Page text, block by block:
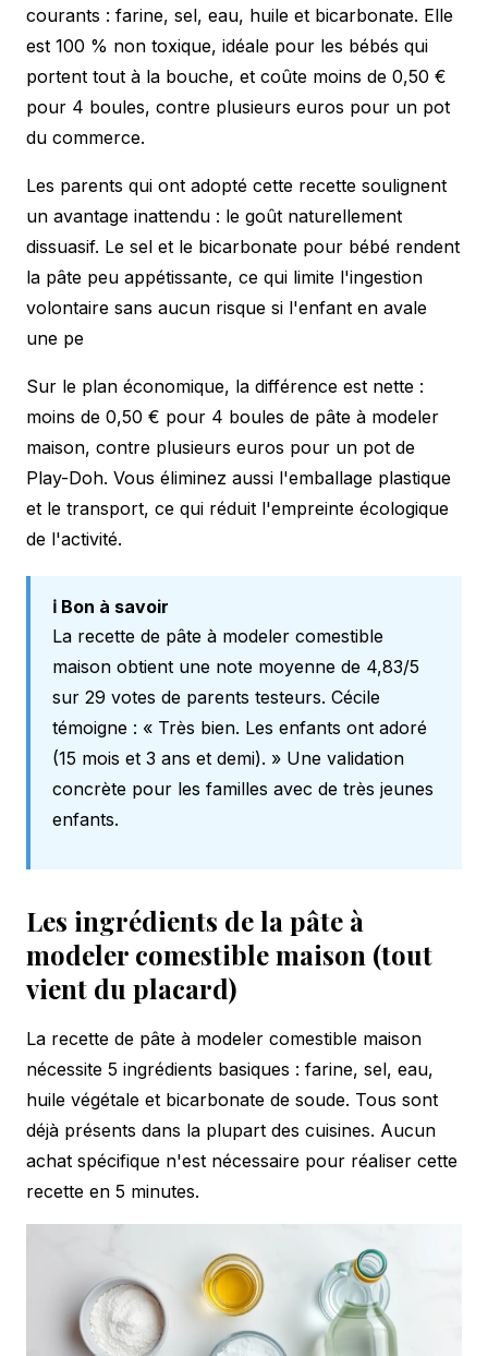
courants : farine, sel, eau, huile et bicarbonate. Elle
est 100 % non toxique, idéale pour les bébés qui
portent tout à la bouche, et coûte moins de 0,50 €
pour 4 boules, contre plusieurs euros pour un pot
du commerce.
Les parents qui ont adopté cette recette soulignent
un avantage inattendu : le goût naturellement
dissuasif. Le sel et le bicarbonate pour bébé rendent
la pâte peu appétissante, ce qui limite l'ingestion
volontaire sans aucun risque si l'enfant en avale
une pe
Sur le plan économique, la différence est nette :
moins de 0,50 € pour 4 boules de pâte à modeler
maison, contre plusieurs euros pour un pot de
Play-Doh. Vous éliminez aussi l'emballage plastique
et le transport, ce qui réduit l'empreinte écologique
de l'activité.
ℹ️ Bon à savoir
La recette de pâte à modeler comestible
maison obtient une note moyenne de 4,83/5
sur 29 votes de parents testeurs. Cécile
témoigne : « Très bien. Les enfants ont adoré
(15 mois et 3 ans et demi). » Une validation
concrète pour les familles avec de très jeunes
enfants.
Les ingrédients de la pâte à
modeler comestible maison (tout
vient du placard)
La recette de pâte à modeler comestible maison
nécessite 5 ingrédients basiques : farine, sel, eau,
huile végétale et bicarbonate de soude. Tous sont
déjà présents dans la plupart des cuisines. Aucun
achat spécifique n'est nécessaire pour réaliser cette
recette en 5 minutes.